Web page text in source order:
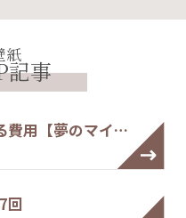
紙
記事
費用【夢のマイ…
回